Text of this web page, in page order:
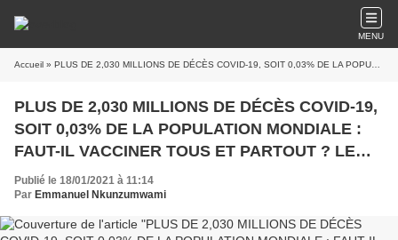
MENU
Accueil » PLUS DE 2,030 MILLIONS DE DÉCÈS COVID-19, SOIT 0,03% DE LA POPULATION MONDIALE : FAUT-IL VACCINER TOUS ET PARTOUT ? LE DEBAT
PLUS DE 2,030 MILLIONS DE DÉCÈS COVID-19,
SOIT 0,03% DE LA POPULATION MONDIALE :
FAUT-IL VACCINER TOUS ET PARTOUT ? LE
DEBAT
Publié le 18/01/2021 à 11:14
Par Emmanuel Nkunzumwami